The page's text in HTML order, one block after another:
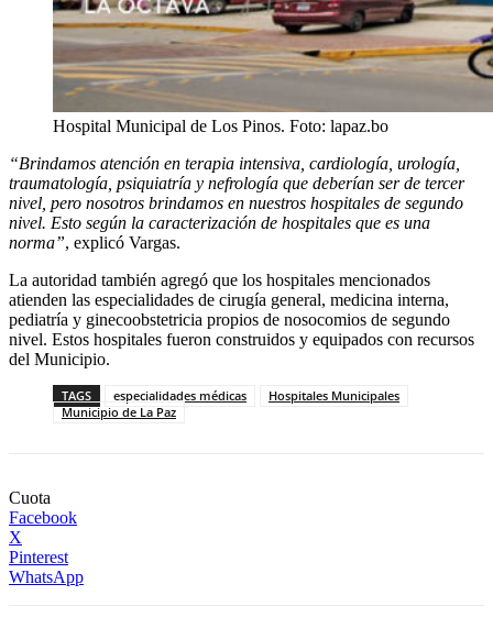
Hospital Municipal de Los Pinos. Foto: lapaz.bo
“Brindamos atención en terapia intensiva, cardiología, urología,
traumatología, psiquiatría y nefrología que deberían ser de tercer
nivel, pero nosotros brindamos en nuestros hospitales de segundo
nivel. Esto según la caracterización de hospitales que es una
norma”, explicó Vargas.
La autoridad también agregó que los hospitales mencionados
atienden las especialidades de cirugía general, medicina interna,
pediatría y ginecoobstetricia propios de nosocomios de segundo
nivel. Estos hospitales fueron construidos y equipados con recursos
del Municipio.
TAGS especialidades médicas
Hospitales Municipales
Municipio de La Paz
Cuota
Facebook
X
Pinterest
WhatsApp